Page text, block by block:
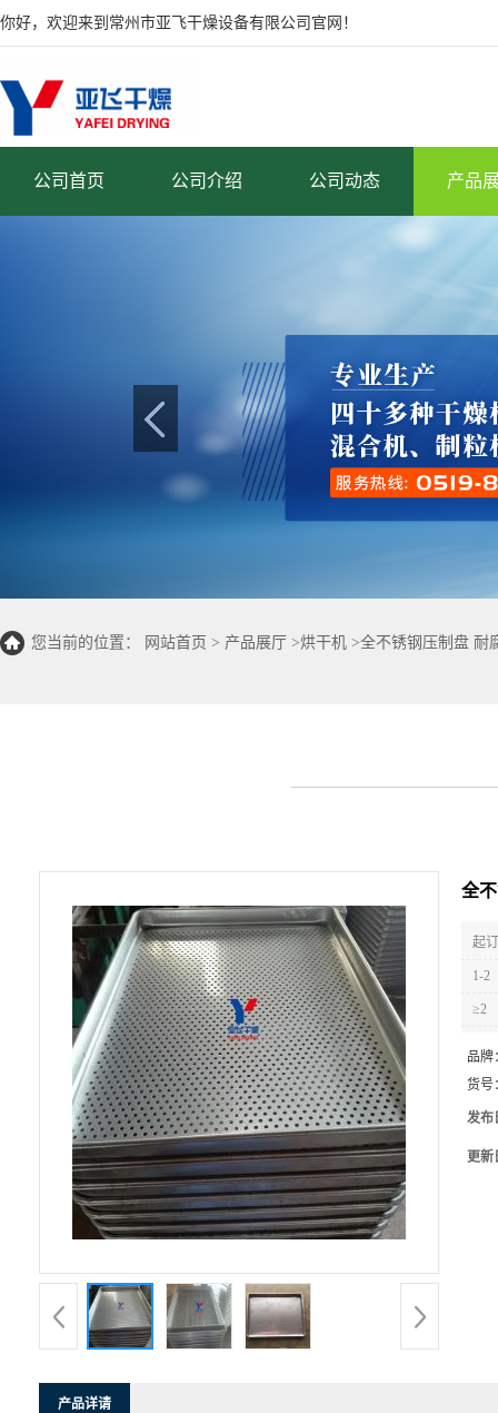
你好，欢迎来到常州市亚飞干燥设备有限公司官网！
公司首页 公司介绍 公司动态 产品
您当前的位置： 网站首页 > 产品展厅 >烘干机 >全不锈钢压制盘 耐
全
起
1-2
≥2
品牌
货号
发布
更新
产品详请